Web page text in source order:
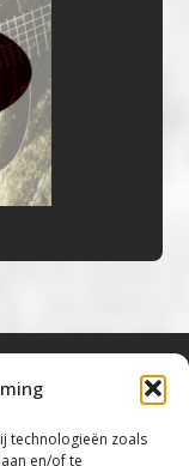
technologieën zoals
en/of te